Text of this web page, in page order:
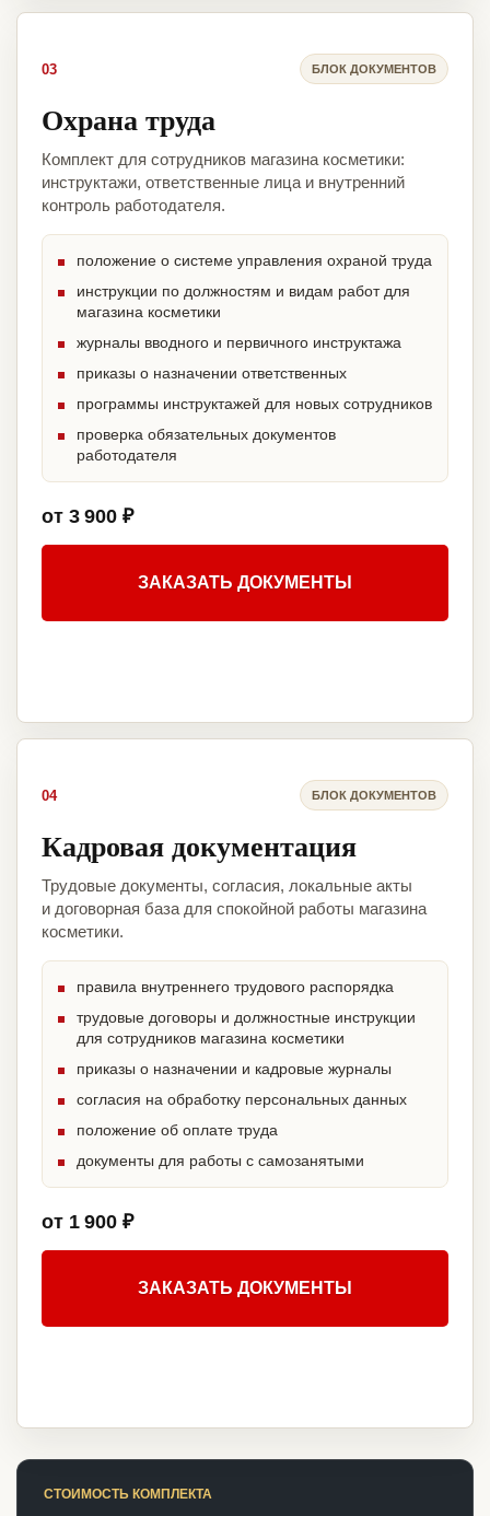
03 БЛОК ДОКУМЕНТОВ
Охрана труда
Комплект для сотрудников магазина косметики:
инструктажи, ответственные лица и внутренний
контроль работодателя.
положение о системе управления охраной труда
инструкции по должностям и видам работ для
магазина косметики
журналы вводного и первичного инструктажа
приказы о назначении ответственных
программы инструктажей для новых сотрудников
проверка обязательных документов
работодателя
от 3 900 ₽
ЗАКАЗАТЬ ДОКУМЕНТЫ
04 БЛОК ДОКУМЕНТОВ
Кадровая документация
Трудовые документы, согласия, локальные акты
и договорная база для спокойной работы магазина
косметики.
правила внутреннего трудового распорядка
трудовые договоры и должностные инструкции
для сотрудников магазина косметики
приказы о назначении и кадровые журналы
согласия на обработку персональных данных
положение об оплате труда
документы для работы с самозанятыми
от 1 900 ₽
ЗАКАЗАТЬ ДОКУМЕНТЫ
СТОИМОСТЬ КОМПЛЕКТА